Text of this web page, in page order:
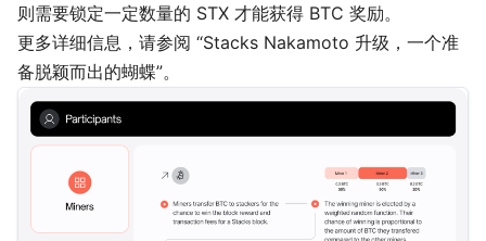
则需要锁定一定数量的 STX 才能获得 BTC 奖励。
更多详细信息，请参阅 “Stacks Nakamoto 升级，一个准
备脱颖而出的蝴蝶”。